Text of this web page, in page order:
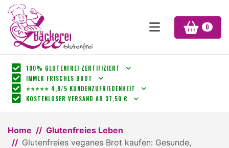
0
100% GLUTENFREI ZERTIFIZIERT
IMMER FRISCHES BROT
⭐⭐⭐⭐⭐ 4,9/5 KUNDENZUFRIEDENHEIT
KOSTENLOSER VERSAND AB 37,50 €
Home
Glutenfreies Leben
Glutenfreies veganes Brot kaufen: Gesunde,